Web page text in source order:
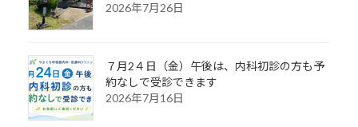
2026年7月26日
７月2４日（金）午後は、内科初診の方も予
約なしで受診できます
2026年7月16日